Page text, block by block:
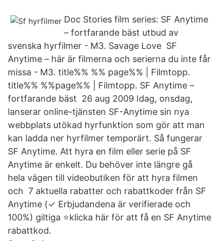
Doc Stories film series: SF Anytime
– fortfarande bäst utbud av
svenska hyrfilmer - M3. Savage Love SF
Anytime – här är filmerna och serierna du inte får
missa - M3. title%% %% page%% | Filmtopp.
title%% %%page%% | Filmtopp. SF Anytime –
fortfarande bäst 26 aug 2009 Idag, onsdag,
lanserar online-tjänsten SF-Anytime sin nya
webbplats utökad hyrfunktion som gör att man
kan ladda ner hyrfilmer temporärt. Så fungerar
SF Anytime. Att hyra en film eller serie på SF
Anytime är enkelt. Du behöver inte längre gå
hela vägen till videobutiken för att hyra filmen
och 7 aktuella rabatter och rabattkoder från SF
Anytime (✓ Erbjudandena är verifierade och
100%) giltiga ⭐klicka här för att få en SF Anytime
rabattkod.